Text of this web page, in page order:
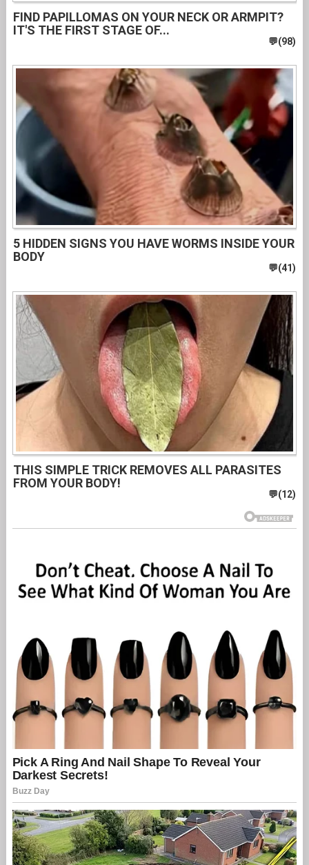
FIND PAPILLOMAS ON YOUR NECK OR ARMPIT?
IT'S THE FIRST STAGE OF...
5 HIDDEN SIGNS YOU HAVE WORMS INSIDE YOUR
BODY
THIS SIMPLE TRICK REMOVES ALL PARASITES
FROM YOUR BODY!